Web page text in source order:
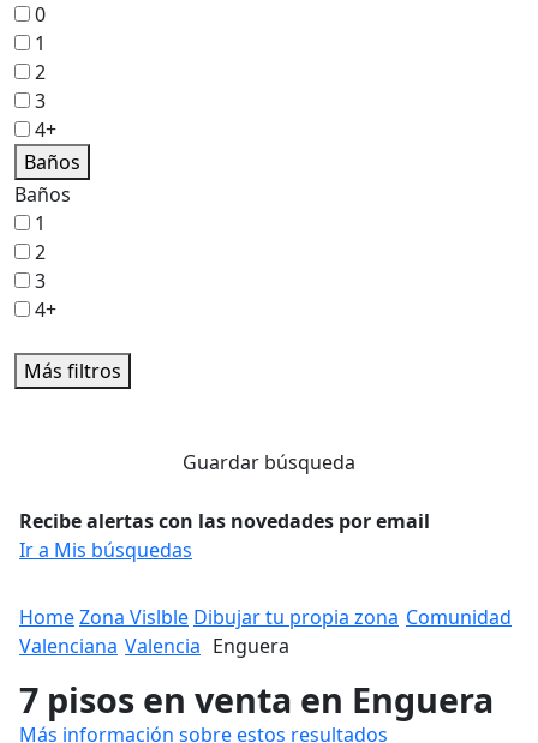
0
1
2
3
4+
Baños
Baños
1
2
3
4+
Más filtros
Guardar búsqueda
Recibe alertas con las novedades por email
Ir a Mis búsquedas
HomeZona Vislble Dibujar tu propia zona Comunidad
Valenciana Valencia Enguera
7 pisos en venta en Enguera
Más información sobre estos resultados